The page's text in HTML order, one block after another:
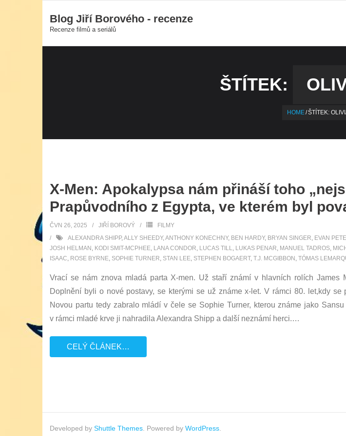
content
Blog Jiří Borového - recenze
Recenze filmů a seriálů
ŠTÍTEK:
HOME/ŠTÍTEK:
X-Men: Apokalypsa nám přináší toho
Prapůvodního z Egypta, ve kterém byl
ČVN 26, 2025 JIŘÍ BOROVÝ
FILMY
ALEXANDRA SHIPP,ALLY SHEEDY,ANTHONY KONECHNY, BEN HARDY, BRYAN SINGER, EVAN
JOSH HELMAN , KODI SMIT-MCPHEE, LANA CONDOR, LUCAS TILL, LUKAS PENAR, MANUEL TADROS,
ISAAC, ROSE BYRNE, SOPHIE TURNER, STAN LEE, STEPHEN BOGAERT, T.J. MCGIBBON , TÓMAS
Vrací se nám znova mladá parta X-men. Už staří známí v hlavních rolích James
Doplnění byli o nové postavy, se kterými se už známe x-let. V rámci 80. let,kdy
Novou partu tedy zabralo mládí v čele se Sophie Turner, kterou známe jako
v rámci mladé krve ji nahradila Alexandra Shipp a další neznámí herci.…
CELÝ ČLÁNEK…
Developed by Shuttle Themes . Powered by WordPress